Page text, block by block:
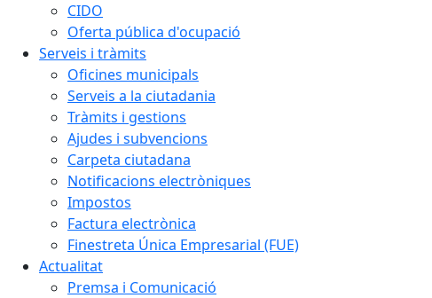
CIDO
Oferta pública d'ocupació
Serveis i tràmits
Oficines municipals
Serveis a la ciutadania
Tràmits i gestions
Ajudes i subvencions
Carpeta ciutadana
Notificacions electròniques
Impostos
Factura electrònica
Finestreta Única Empresarial (FUE)
Actualitat
Premsa i Comunicació